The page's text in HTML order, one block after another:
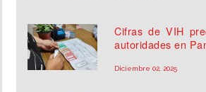
Cifras de VIH
autoridades en
Diciembre 02, 2025